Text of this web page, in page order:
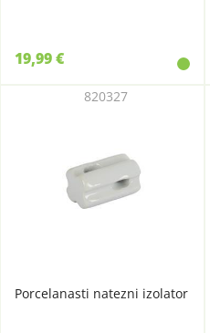
19,99 €
Porcelanasti natezni izolator
820327